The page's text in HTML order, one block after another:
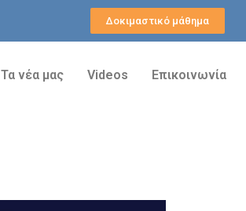
Δοκιμαστικό μάθημα
Τα νέα μας Videos Επικοινωνία